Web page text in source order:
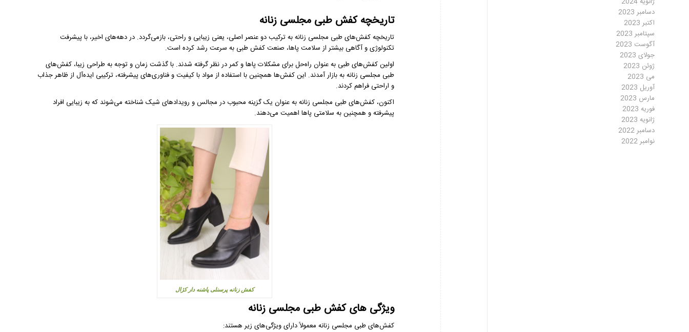
تاریخچه کفش طبی مجلسی زنانه
تاریخچه کفش‌های طبی مجلسی زنانه به ترکیب دو عنصر اصلی، یعنی زیبایی و راحتی، بازمی‌گردد. در دهه‌های اخیر، با پیشرفت
تکنولوژی و آگاهی بیشتر از سلامت پاها، صنعت کفش طبی به سرعت رشد کرده است.
اولین کفش‌های طبی به عنوان راه‌حل برای مشکلات پاها و کمر در نظر گرفته شدند. با گذشت زمان و توجه به طراحی زیبا، کفش‌های
طبی مجلسی زنانه به بازار آمدند. این کفش‌ها همچنین با استفاده از مواد با کیفیت و فناوری‌های پیشرفته، ترکیبی ایده‌آل از ظاهر جذاب
و اراحتی فراهم کردند.
اکنون، کفش‌های طبی مجلسی زنانه به عنوان یک گزینه محبوب در مجالس و رویدادهای شیک شناخته می‌شوند که به زیبایی افراد
پیشرفته و همچنین به سلامتی پاها اهمیت می‌دهند.
کفش زنانه پرسنلی پاشنه دار کژال
ویژگی های کفش طبی مجلسی زنانه
کفش‌های طبی مجلسی زنانه معمولاً دارای ویژگی‌های زیر هستند:
دسامبر 2023
اکتبر 2023
سپتامبر 2023
آگوست 2023
جولای 2023
ژوئن 2023
می 2023
آوریل 2023
مارس 2023
فوریه 2023
ژانویه 2023
دسامبر 2022
نوامبر 2022